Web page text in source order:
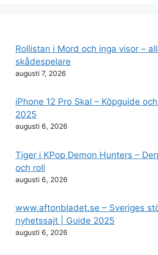
Rollistan i Mord och inga visor –
skådespelare
augusti 7, 2026
iPhone 12 Pro Skal – Köpguide
2025
augusti 6, 2026
Tiger i KPop Demon Hunters –
och roll
augusti 6, 2026
www.aftonbladet.se – Sveriges
nyhetssajt | Guide 2025
augusti 6, 2026